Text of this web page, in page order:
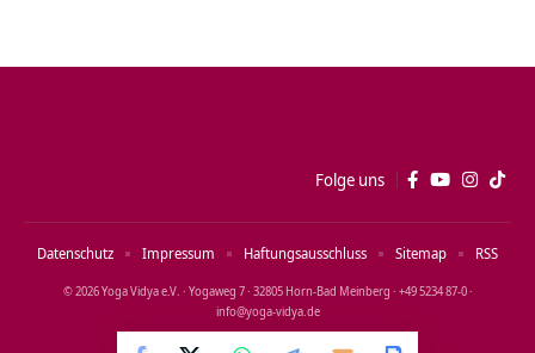
Folge uns
© 2026 Yoga Vidya e.V. · Yogaweg 7 · 32805 Horn‑Bad Meinberg · +49 5234 87‑0 ·
info@yoga‑vidya.de
Datenschutz Impressum Haftungsausschluss Sitemap RSS